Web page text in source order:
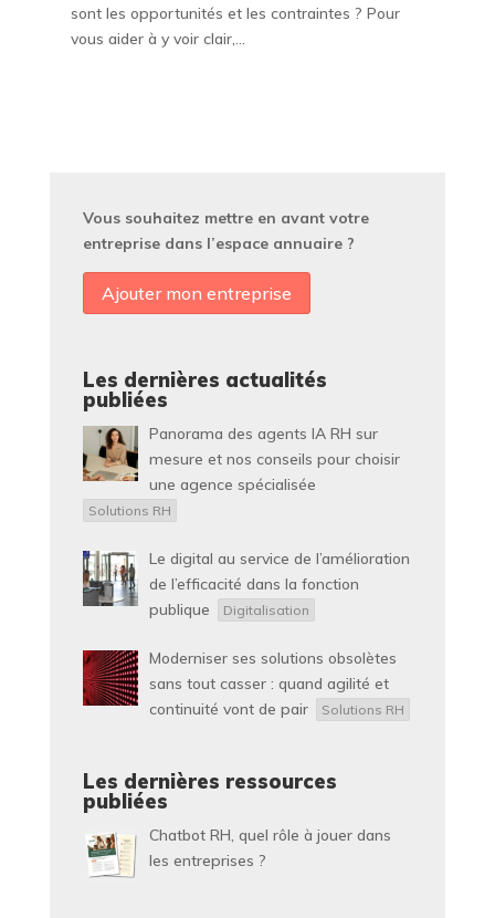
sont les opportunités et les contraintes ? Pour
vous aider à y voir clair,...
Vous souhaitez mettre en avant votre
entreprise dans l’espace annuaire ?
Ajouter mon entreprise
Les dernières actualités
publiées
Panorama des agents IA RH sur
mesure et nos conseils pour choisir
une agence spécialisée
Solutions RH
Le digital au service de l’amélioration
de l’efficacité dans la fonction
publique
Digitalisation
Moderniser ses solutions obsolètes
sans tout casser : quand agilité et
continuité vont de pair
Solutions RH
Les dernières ressources
publiées
Chatbot RH, quel rôle à jouer dans
les entreprises ?